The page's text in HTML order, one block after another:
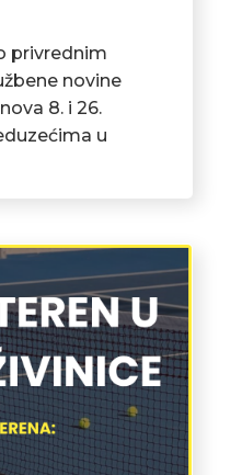
privrednim
novine
8. i 26.
u